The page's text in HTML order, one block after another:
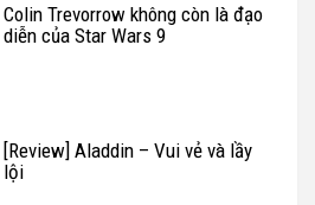
Colin Trevorrow không còn là đạo
diễn của Star Wars 9
[Review] Aladdin – Vui vẻ và lầy
lội